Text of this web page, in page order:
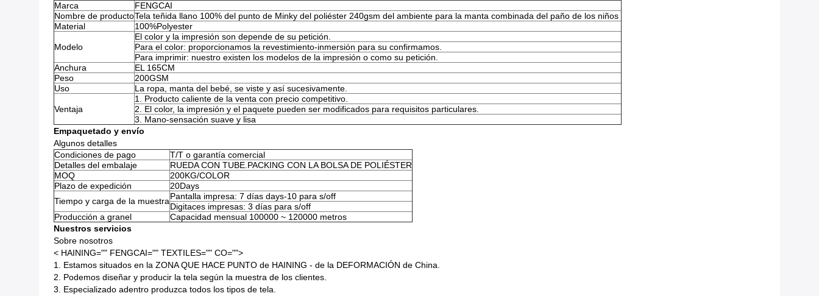
Marca
FENGCAI
Nombre de productoTela teñida llano 100% del punto de Minky del poliéster 240gsm del ambiente para la manta combinada del paño de los niños
Material
100%Polyester
Modelo
El color y la impresión son depende de su petición.
Para el color: proporcionamos la revestimiento-inmersión para su confirmamos.
Para imprimir: nuestro existen los modelos de la impresión o como su petición.
Anchura
EL 165CM
Peso
200GSM
Uso
La ropa, manta del bebé, se viste y así sucesivamente.
Ventaja
1. Producto caliente de la venta con precio competitivo.
2. El color, la impresión y el paquete pueden ser modificados para requisitos particulares.
3. Mano-sensación suave y lisa
Empaquetado y envío
Algunos detalles
Condiciones de pago
T/T o garantía comercial
Detalles del embalaje
RUEDA CON TUBE.PACKING CON LA BOLSA DE POLIÉSTER
MOQ
200KG/COLOR
Plazo de expedición
20Days
Tiempo y carga de la muestraPantalla impresa: 7 días days-10 para s/off
Digitaces impresas: 3 días para s/off
Producción a granel
Capacidad mensual 100000 ~ 120000 metros
Nuestros servicios
Sobre nosotros
< HAINING="" FENGCAI="" TEXTILES="" CO="">
1. Estamos situados en la ZONA QUE HACE PUNTO de HAINING - de la DEFORMACIÓN de China.
2. Podemos diseñar y producir la tela según la muestra de los clientes.
3. Especializado adentro produzca todos los tipos de tela.